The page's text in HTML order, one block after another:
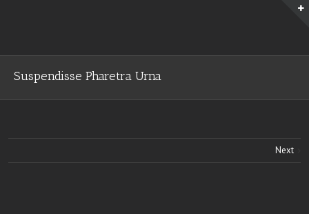
Suspendisse Pharetra Urna
Next